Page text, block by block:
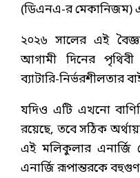
(ডিএনএ-র মেকানিজম)
২০২৬ সালের এই
আগামী দিনের পৃথিবী
ব্যাটারি-নির্ভরশীলতার
যদিও এটি এখনো
রয়েছে, তবে সঠিক
এই মলিকুলার এনার্জি
এনার্জি রূপান্তরকে বহুগুণ